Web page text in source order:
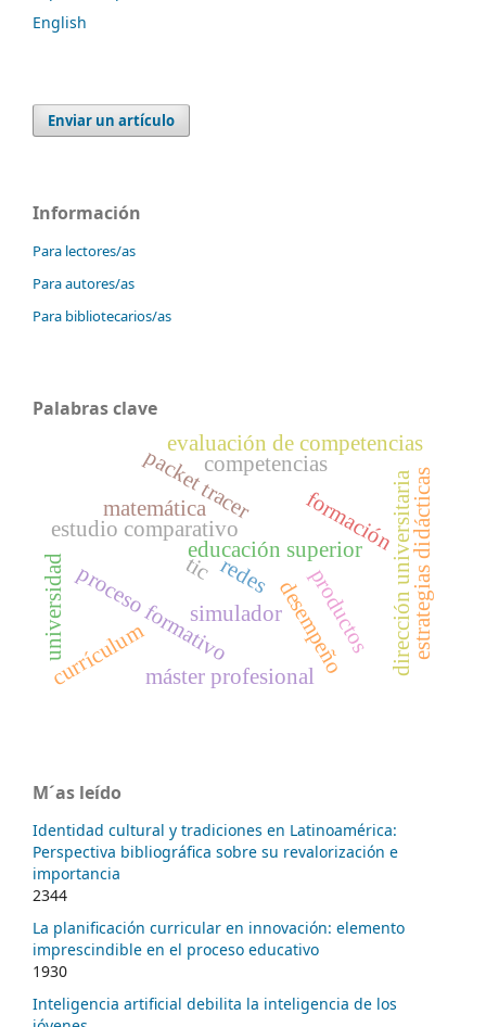
English
Enviar un artículo
Información
Para lectores/as
Para autores/as
Para bibliotecarios/as
Palabras clave
desempeño
educación superior
formacióndirección universitaria
estudio comparativo
simulador
packet tracer
redes
tic
evaluación de competencias
estrategias didácticas
proceso formativo
matemática
universidad
máster profesional
productos
currículum
competencias
M´as leído
Identidad cultural y tradiciones en Latinoamérica:
Perspectiva bibliográfica sobre su revalorización e
importancia
2344
La planificación curricular en innovación: elemento
imprescindible en el proceso educativo
1930
Inteligencia artificial debilita la inteligencia de los